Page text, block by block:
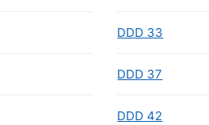
DDD 33
DDD 37
DDD 42